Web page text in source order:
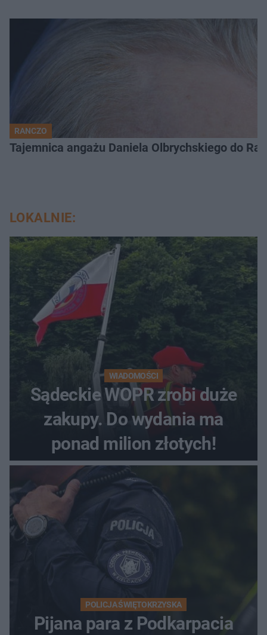
RANCZO
Tajemnica angażu Daniela Olbrychskiego do
LOKALNIE:
WIADOMOŚCI
Sądeckie WOPR zrobi duże
zakupy. Do wydania ma
ponad milion złotych!
POLICJA ŚWIĘTOKRZYSKA
Pijana para z Podkarpacia